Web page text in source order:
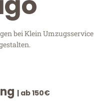
bei Klein Umzugsservice
| ab 150€